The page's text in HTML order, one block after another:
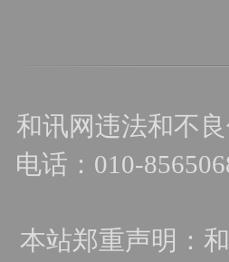
和讯网违法和不
电话：010-
本站郑重声明：